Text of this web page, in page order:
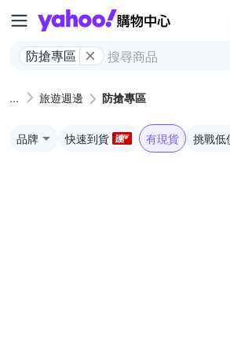
Yahoo購
防搶專區
旅遊週邊 防搶專區
品牌 快速到貨 有現貨 挑戰低